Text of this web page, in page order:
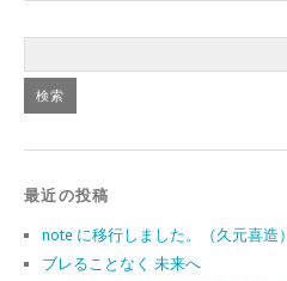
最近の投稿
note に移行しました。（久元喜造）
ブレることなく 未来へ